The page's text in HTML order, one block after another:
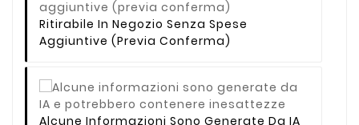
Ritirabile In Negozio Senza Spese
Aggiuntive (previa Conferma)
Alcune Informazioni Sono Generate Da IA